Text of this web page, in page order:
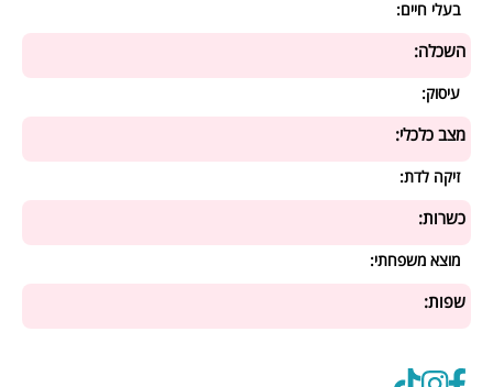
בעלי חיים:
השכלה:
עיסוק:
מצב כלכלי:
זיקה לדת:
כשרות:
מוצא משפחתי:
שפות: